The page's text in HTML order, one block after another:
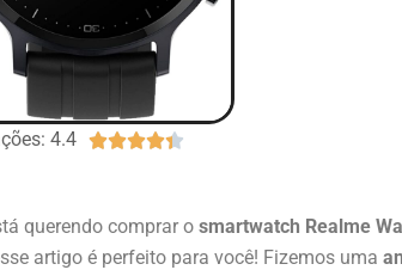
4.4 
querendo comprar o smartwatch Realme
artigo é perfeito para você! Fizemos uma